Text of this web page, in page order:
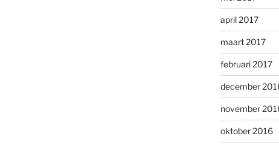
april 2017
maart 2017
februari 2017
december
november
oktober 2016